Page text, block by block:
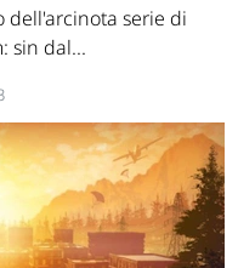
dell'arcinota serie di
sin dal...